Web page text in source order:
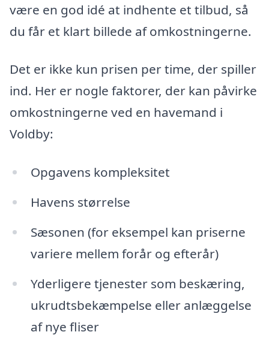
være en god idé at indhente et tilbud, så
du får et klart billede af omkostningerne.
Det er ikke kun prisen per time, der spiller
ind. Her er nogle faktorer, der kan påvirke
omkostningerne ved en havemand i
Voldby:
Opgavens kompleksitet
Havens størrelse
Sæsonen (for eksempel kan priserne
variere mellem forår og efterår)
Yderligere tjenester som beskæring,
ukrudtsbekæmpelse eller anlæggelse
af nye fliser